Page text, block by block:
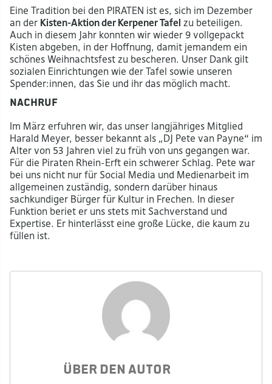
Eine Tradition bei den PIRATEN ist es, sich im Dezember
an der Kisten-Aktion der Kerpener Tafel zu beteiligen.
Auch in diesem Jahr konnten wir wieder 9 vollgepackt
Kisten abgeben, in der Hoffnung, damit jemandem ein
schönes Weihnachtsfest zu bescheren. Unser Dank gilt
sozialen Einrichtungen wie der Tafel sowie unseren
Spender:innen, das Sie und ihr das möglich macht.
Nachruf
Im März erfuhren wir, das unser langjähriges Mitglied
Harald Meyer, besser bekannt als „DJ Pete van Payne“ im
Alter von 53 Jahren viel zu früh von uns gegangen war.
Für die Piraten Rhein-Erft ein schwerer Schlag. Pete war
bei uns nicht nur für Social Media und Medienarbeit im
allgemeinen zuständig, sondern darüber hinaus
sachkundiger Bürger für Kultur in Frechen. In dieser
Funktion beriet er uns stets mit Sachverstand und
Expertise. Er hinterlässt eine große Lücke, die kaum zu
füllen ist.
Über den Autor